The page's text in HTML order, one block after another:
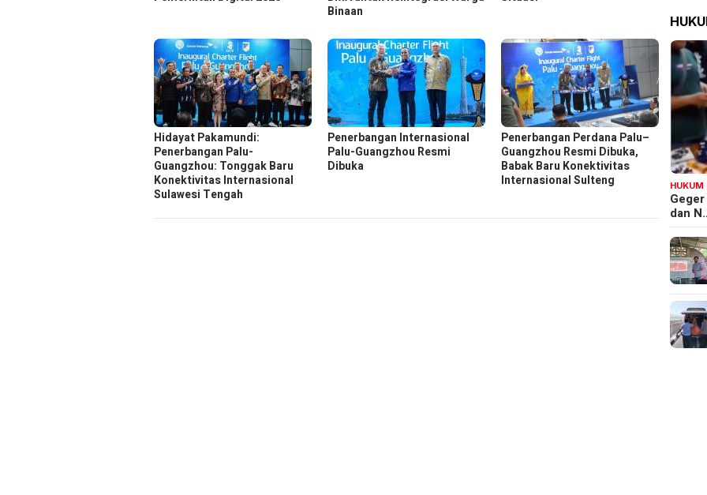
Binaan
Hidayat Pakamundi:
Penerbangan Palu-
Guangzhou: Tonggak Baru
Konektivitas Internasional
Sulawesi Tengah
Penerbangan Internasional
Palu-Guangzhou Resmi
Dibuka
Penerbangan Perdana Palu–
Guangzhou Resmi Dibuka,
Babak Baru Konektivitas
Internasional Sulteng
HUKUM
dan